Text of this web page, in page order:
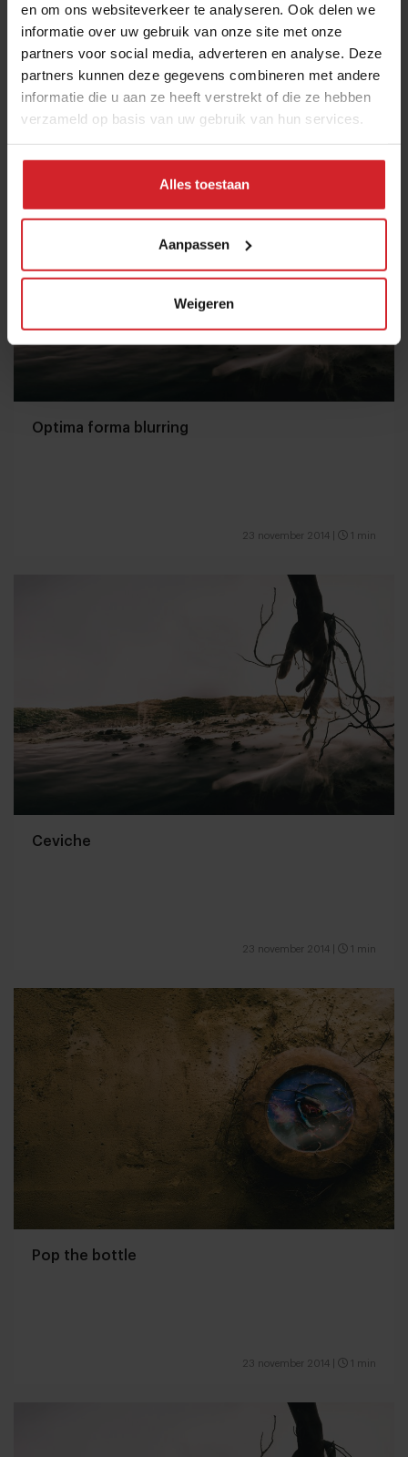
en om ons websiteverkeer te analyseren. Ook delen we
informatie over uw gebruik van onze site met onze
partners voor social media, adverteren en analyse. Deze
partners kunnen deze gegevens combineren met andere
informatie die u aan ze heeft verstrekt of die ze hebben
verzameld op basis van uw gebruik van hun services.
Alles toestaan
Aanpassen
Weigeren
Game Changers
23 november 2014| 1 min
Optima forma blurring
23 november 2014 1 min
Ceviche
23 november 2014 1 min
Pop the bottle
23 november 2014 1 min